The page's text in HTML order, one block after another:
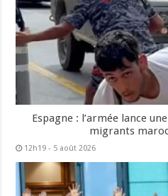
Espagne : l’armée lance
migrants
12h19 - 5 août 2026